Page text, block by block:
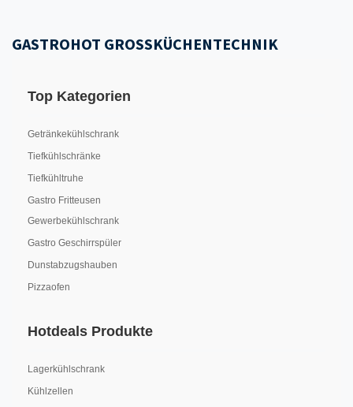
GASTROHOT GROSSKÜCHENTECHNIK
Top Kategorien
Getränkekühlschrank
Tiefkühlschränke
Tiefkühltruhe
Gastro Fritteusen
Gewerbekühlschrank
Gastro Geschirrspüler
Dunstabzugshauben
Pizzaofen
Hotdeals Produkte
Lagerkühlschrank
Kühlzellen